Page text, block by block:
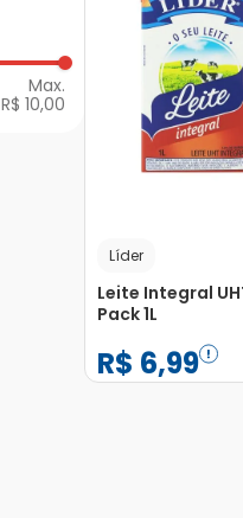
R$ 10,00
Líder
Leite Integral
Pack 1L
R$ 6,99